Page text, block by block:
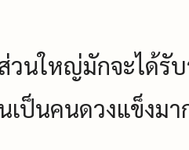
วนใหญ่มักจะได้
เป็นคนดวงแข็งม